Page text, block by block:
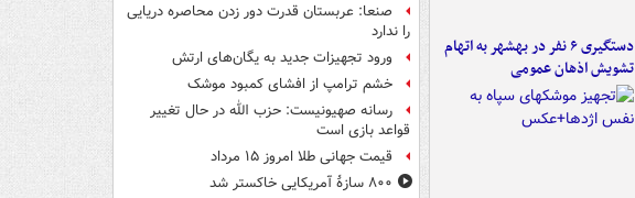
دستگیری ۶ نفر در بهشهر به اتهام
تشویش اذهان عمومی
صنعا: عربستان قدرت دور زدن محاصره دریایی
را ندارد
ورود تجهیزات جدید به یگان‌های ارتش
خشم ترامپ از افشای کمبود موشک
رسانه صهیونیست: حزب الله در حال تغییر
قواعد بازی است
قیمت جهانی طلا امروز ۱۵ مرداد
۸۰۰ سازۀ آمریکایی خاکستر شد